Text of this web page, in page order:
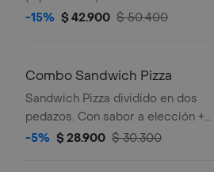
incluye salsa de ajo , llevala por
-15% $ 42.900 $ 50.400
Combo Sandwich Pizza
Sandwich Pizza dividido en dos
pedazos. Con sabor a elección +
Bebida 400ml. Incluye Salsa de Ajo,
-5% $ 28.900 $ 30.300